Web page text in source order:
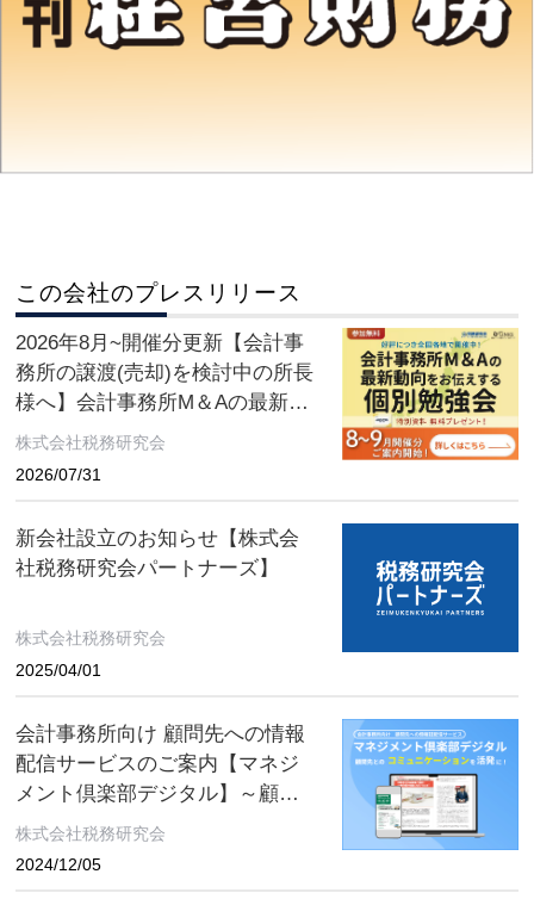
この会社のプレスリリース
2026年8月~開催分更新【会計事
務所の譲渡(売却)を検討中の所長
様へ】会計事務所M＆Aの最新動
向をお伝えする無料個別勉強会
地で開催中！～
株式会社税務研究会
2026/07/31
新会社設立のお知らせ【株式会
社税務研究会パートナーズ】
株式会社税務研究会
2025/04/01
会計事務所向け 顧問先への情報
配信サービスのご案内【マネジ
メント倶楽部デジタル】～顧問
先とのコミュニケーションを活
株式会社税務研究会
2024/12/05